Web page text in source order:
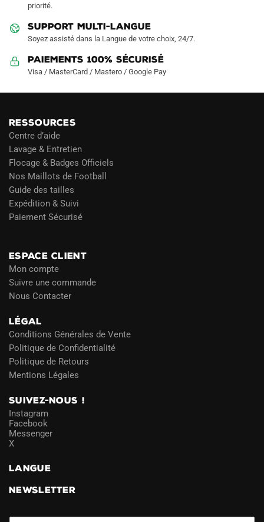
priorité.
SUPPORT MULTI-LANGUE
Soyez assisté dans la Langue de votre choix, 24/7.
Paiements 100% Sécurisé
Visa / MasterCard / Mastero / Google Pay
RESSOURCES
Centre d’aide
Lavage & Entretien
Flocage & Badges Officiels
Nos Maillots de Football
Guide des tailles
Expédition & Suivi
Paiement Sécurisé
ESPACE CLIENT
Mon compte
Suivre une commande
Nous Contacter
LÉGAL
Conditions Générales de Vente
Politique de Confidentialité
Politique de Retours
Mentions Légales
SUIVEZ-NOUS !
Instagram
Facebook
Messenger
X
LANGUE
NEWSLETTER